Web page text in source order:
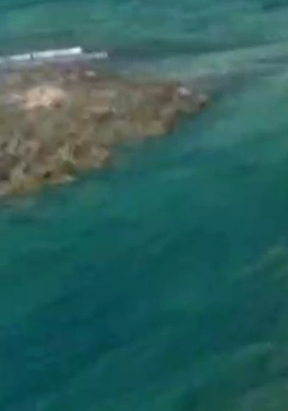
de chez vous ! La
réactivité et d'efficacité.